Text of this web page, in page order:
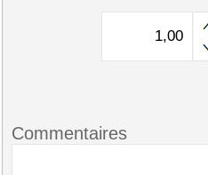
Commentaires